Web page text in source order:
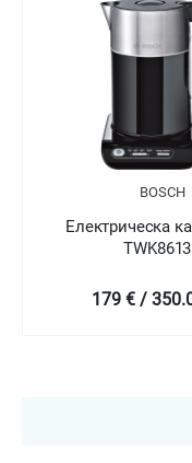
BOSCH
Електрическа
179 € /